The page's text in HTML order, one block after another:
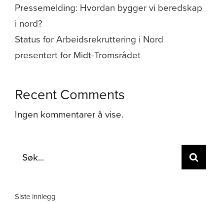
Pressemelding: Hvordan bygger vi beredskap
i nord?
Status for Arbeidsrekruttering i Nord
presentert for Midt-Tromsrådet
Recent Comments
Ingen kommentarer å vise.
Søk
Siste innlegg